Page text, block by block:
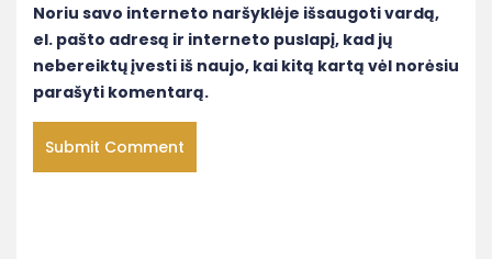
Noriu savo interneto naršyklėje išsaugoti vardą,
el. pašto adresą ir interneto puslapį, kad jų
nebereiktų įvesti iš naujo, kai kitą kartą vėl norėsiu
parašyti komentarą.